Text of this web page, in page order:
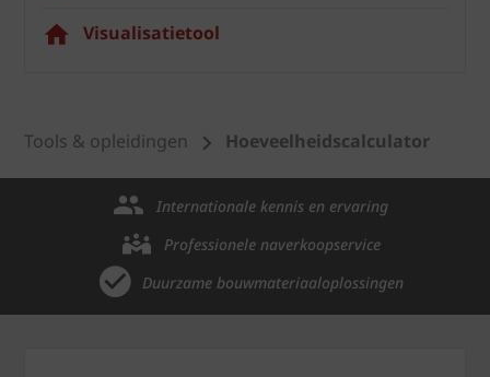
Visualisatietool
Tools & opleidingen Hoeveelheidscalculator
Internationale kennis en ervaring
Professionele naverkoopservice
Duurzame bouwmateriaaloplossingen